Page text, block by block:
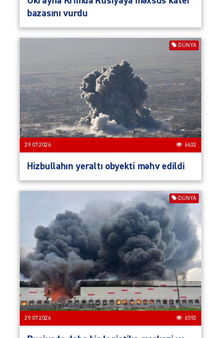
bazasını vurdu
DÜNYA
29.07.2026 6632
Hizbullahın yeraltı obyekti məhv edildi
DÜNYA
29.07.2026 6592